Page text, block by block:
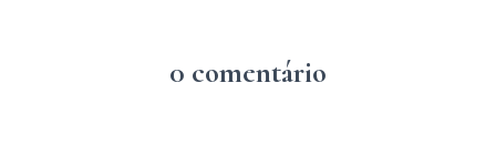
0 comentário